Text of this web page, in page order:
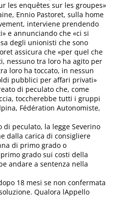
les enquêtes sur les groupes»
Ennio Pastoret, sulla home
interviene prendendo
e annunciando che «ci si
degli unionisti che sono
assicura che «per quel che
nessuno tra loro ha agito per
loro ha toccato, in nessun
pubblici per affari privati»
di peculato che, come
toccherebbe tutti i gruppi
Fédération Autonomiste,
peculato, la legge Severino
dalla carica di consigliere
di primo grado o
grado sui costi della
andare a sentenza nella
18 mesi se non confermata
Qualora lAppello